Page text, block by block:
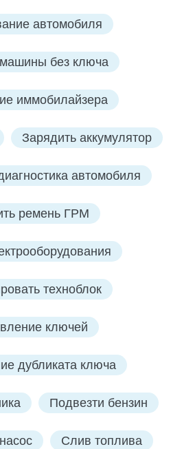
автомобиля
без ключа
иммобилайзера
Зарядить аккумулятор
автомобиля
ремень ГРМ
техноблок
ключей
дубликата ключа
Подвезти бензин
Слив топлива